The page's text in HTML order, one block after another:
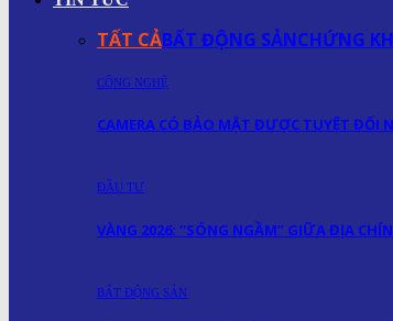
TẤT CẢBẤT ĐỘNG SẢNCHỨNG
CÔNG NGHỆ
CAMERA CÓ BẢO MẬT ĐƯỢC TUYỆT ĐỐI
ĐẦU TƯ
VÀNG 2026: “SÓNG NGẦM” GIỮA ĐỊA
BẤT ĐỘNG SẢN